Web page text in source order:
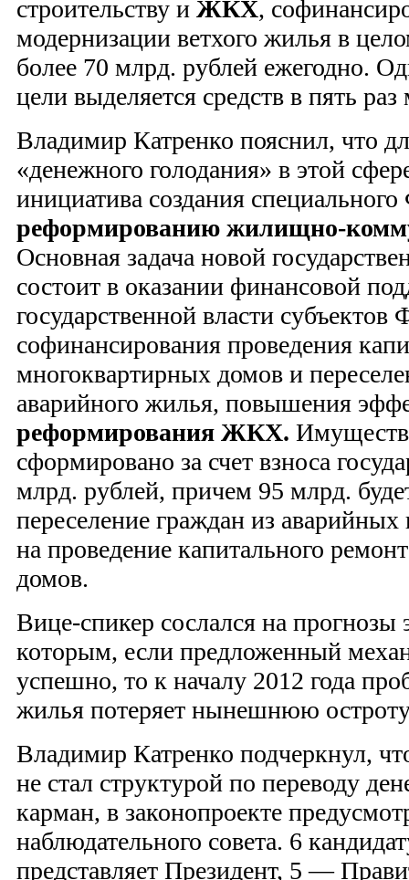
строительству и ЖКХ,
модернизации ветхого жилья в
более 70 млрд. рублей ежегодно.
цели выделяется средств в пять
Владимир Катренко пояснил, что
«денежного голодания» в этой
инициатива создания
реформированию жилищно-
Основная задача новой
состоит в оказании финансовой
государственной власти
софинансирования проведения
многоквартирных домов и
аварийного жилья, повышения
реформирования ЖКХ.
сформировано за счет взноса
млрд. рублей, причем 95 млрд.
переселение граждан из
на проведение капитального
домов.
Вице-спикер сослался на прогнозы
которым, если предложенный
успешно, то к началу 2012 года
жилья потеряет нынешнюю
Владимир Катренко подчеркнул,
не стал структурой по переводу
карман, в законопроекте
наблюдательного совета. 6
представляет Президент, 5 —